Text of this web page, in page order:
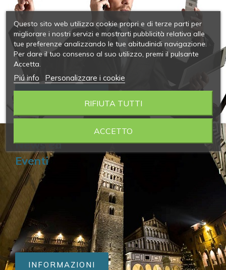
News ed
Eventi
INFORMAZIONI
Questo sito web utilizza cookie propri e di terze parti per
migliorare i nostri servizi e mostrarti pubblicità relativa alle
tue preferenze analizzando le tue abitudinidi navigazione.
Per dare il tuo consenso al suo utilizzo, premi il pulsante
Accetta.
Piú info Personalizzare i cookie
RIFIUTA TUTTI
ACCETTO